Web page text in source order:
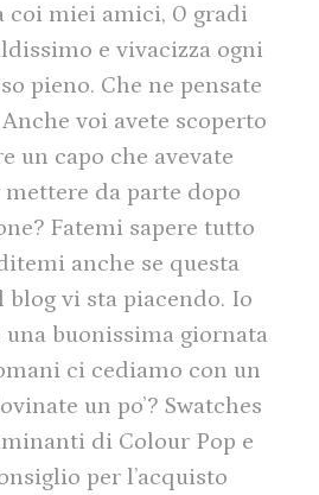
coi miei amici, 0 gradi
e vivacizza ogni
pieno. Che ne pensate
voi avete scoperto
un capo che avevate
da parte dopo
Fatemi sapere tutto
anche se questa
blog vi sta piacendo. Io
una buonissima giornata
ci cediamo con un
un po’? Swatches
di Colour Pop e
per l’acquisto